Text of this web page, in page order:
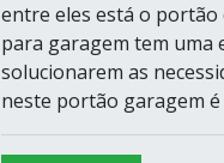
entre eles está o portão
para garagem tem
solucionarem as
neste portão garagem